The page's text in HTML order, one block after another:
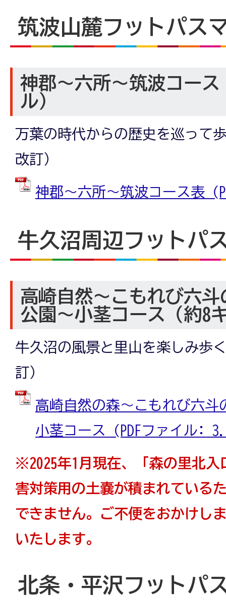
筑波山麓フットパス
神郡～六所～筑波コース
ル）
万葉の時代からの歴史を巡って
改訂）
神郡～六所～筑波コース表
牛久沼周辺フットパ
高崎自然～こもれび六
公園～小茎コース（約8
牛久沼の風景と里山を楽しみ歩
訂）
高崎自然の森～こもれび六斗
小茎コース (PDFファイル:
※2025年1月現在、「森の里北入
害対策用の土嚢が積まれている
できません。ご不便をおかけし
いたします。
北条・平沢フットパ